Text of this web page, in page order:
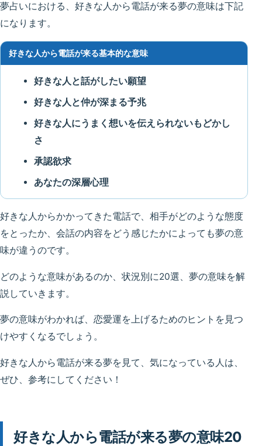
夢占いにおける、好きな人から電話が来る夢の意味は下記
になります。
好きな人から電話が来る基本的な意味
好きな人と話がしたい願望
好きな人と仲が深まる予兆
好きな人にうまく想いを伝えられないもどかし
さ
承認欲求
あなたの深層心理
好きな人からかかってきた電話で、相手がどのような態度
をとったか、会話の内容をどう感じたかによっても夢の意
味が違うのです。
どのような意味があるのか、状況別に20選、夢の意味を解
説していきます。
夢の意味がわかれば、恋愛運を上げるためのヒントを見つ
けやすくなるでしょう。
好きな人から電話が来る夢を見て、気になっている人は、
ぜひ、参考にしてください！
好きな人から電話が来る夢の意味20